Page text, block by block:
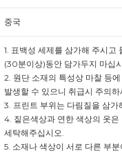
중국
1. 표백성 세제를 삼가해 주시고
(30분이상)동안 담가두지 마십
2. 원단 소재의 특성상 마찰 등
발생할 수 있으니 취급시 주의하
3. 프린트 부위는 다림질을 삼가
4. 짙은색상과 연한 색상의 옷은
세탁해주십시오.
5. 소재나 색상이 서로 다른 부분